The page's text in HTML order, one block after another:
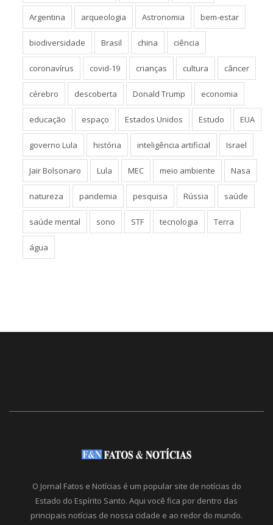
Argentina arqueologia Astronomia bem-estar
biodiversidade Brasil china ciência
coronavírus covid-19 crianças cultura câncer
cérebro descoberta Donald Trump economia
educação espaço Estados Unidos Estudo EUA
governo Lula história inteligência artificial Israel
Jair Bolsonaro Lula MEC meio ambiente Nasa
natureza pandemia pesquisa Rússia saúde
saúde mental sono STF tecnologia Terra
água
O Jornal Fatos e Notícias é um popular site de notícias do
Estado do Espírito Santo. Aqui você fica por dentro das
principais notícias de nossa cidade e ao redor do mundo.